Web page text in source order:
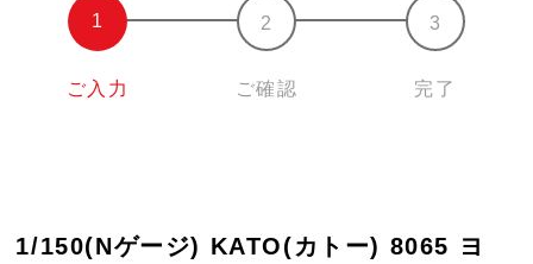
ご入力 ご確認 完了
1/150(Nゲージ) KATO(カトー) 8065 ヨ